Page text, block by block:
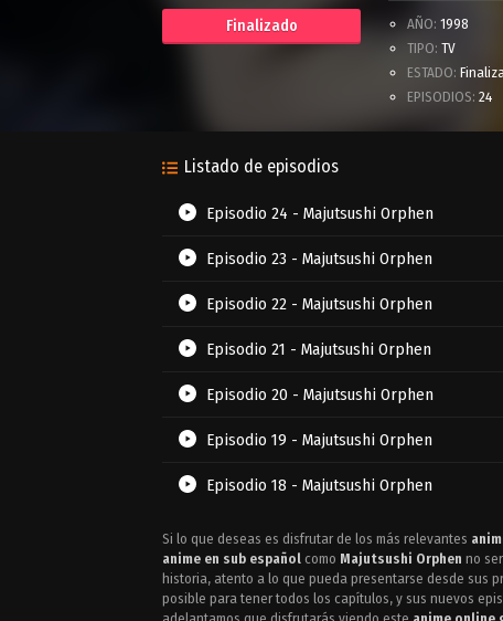
Finalizado AÑO: 1998
TIPO: TV
ESTADO:
EPISODIOS: 24
Listado de episodios
Episodio 24 - Majutsushi Orphen
Episodio 23 - Majutsushi Orphen
Episodio 22 - Majutsushi Orphen
Episodio 21 - Majutsushi Orphen
Episodio 20 - Majutsushi Orphen
Episodio 19 - Majutsushi Orphen
Episodio 18 - Majutsushi Orphen
Episodio 17 - Majutsushi Orphen
Episodio 16 - Majutsushi Orphen
Si lo que deseas es disfrutar de los más relevantes
anime en sub español como Majutsushi Orphen no
historia, atento a lo que pueda presentarse desde sus
posible para tener todos los capítulos, y sus nuevos